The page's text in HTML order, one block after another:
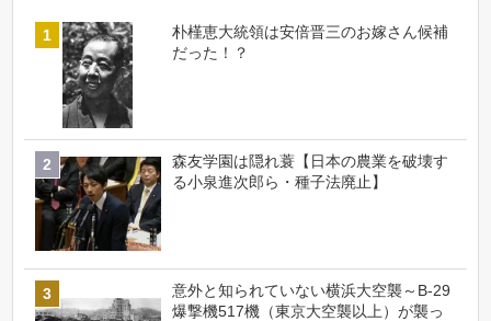
朴槿恵大統領は安倍晋三のお嫁さん候補
だった！？
森友学園は隠れ蓑【日本の農業を破壊す
る小泉進次郎ら・種子法廃止】
意外と知られていない横浜大空襲～B-29
爆撃機517機（東京大空襲以上）が襲っ